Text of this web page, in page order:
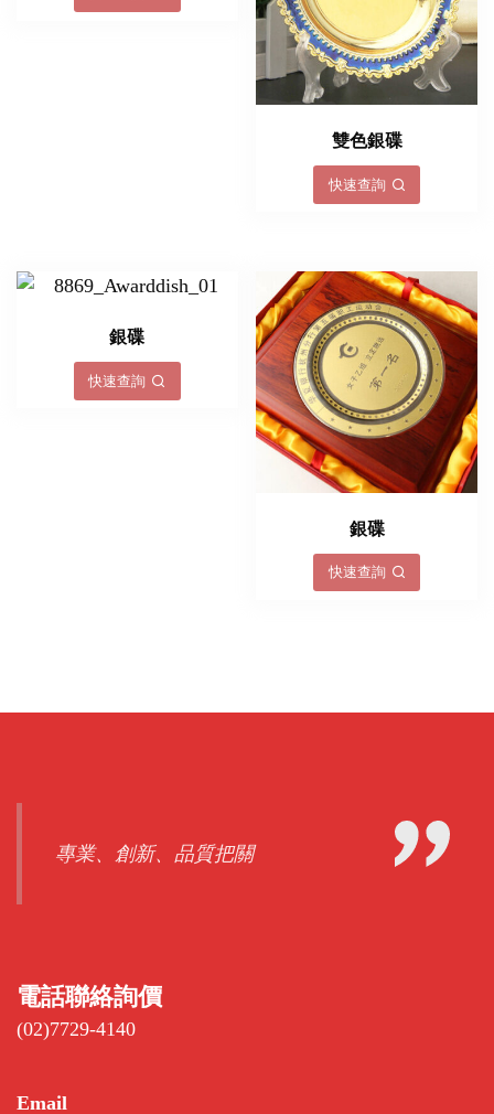
雙色銀碟
快速查詢
銀碟
快速查詢
銀碟
快速查詢
專業、創新、品質把關
電話聯絡詢價
(02)7729-4140
Email